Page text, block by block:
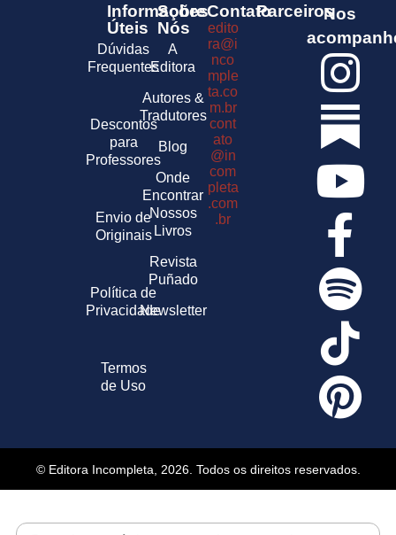
Informações
Úteis
Dúvidas
Frequentes
Descontos
para
Professores
Envio de
Originais
Política de
Privacidade
Termos
de Uso
Sobre
Nós
A
Editora
Autores &
Tradutores
Blog
Onde
Encontrar
Nossos
Livros
Revista
Puñado
Newsletter
Contato
edito
ra@i
nco
mple
ta.co
m.br
cont
ato
@in
com
pleta
.com
.br
ParceirosNos
© Editora Incompleta, 2026. Todos os direitos reservados.